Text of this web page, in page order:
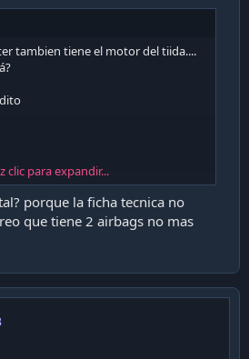
tambien tiene el motor del tiida....
Autos Renault • Renault Chile
Oficial De Renault, Con 120 Años
Que Hacen La Vida Más Fácil Y
Los Clientes.
voy de cráneo con una Duster
clic para expandir...
porque la ficha tecnica no
que tiene 2 airbags no mas